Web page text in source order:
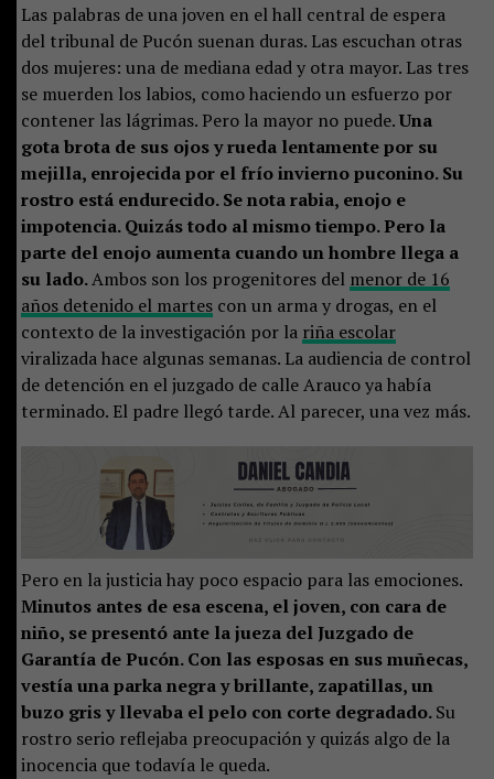
Las palabras de una joven en el hall central de espera
del tribunal de Pucón suenan duras. Las escuchan otras
dos mujeres: una de mediana edad y otra mayor. Las tres
se muerden los labios, como haciendo un esfuerzo por
contener las lágrimas. Pero la mayor no puede.Una
gota brota de sus ojos y rueda lentamente por su
mejilla, enrojecida por el frío invierno puconino. Su
rostro está endurecido. Se nota rabia, enojo e
impotencia. Quizás todo al mismo tiempo. Pero la
parte del enojo aumenta cuando un hombre llega a
su lado.Ambos son los progenitores del menor de 16
años detenido el martescon un arma y drogas, en el
contexto de la investigación por la riña escolar
viralizada hace algunas semanas. La audiencia de control
de detención en el juzgado de calle Arauco ya había
terminado. El padre llegó tarde. Al parecer, una vez más.
Pero en la justicia hay poco espacio para las emociones.
Minutos antes de esa escena, el joven, con cara de
niño, se presentó ante la jueza del Juzgado de
Garantía de Pucón. Con las esposas en sus muñecas,
vestía una parka negra y brillante, zapatillas, un
buzo gris y llevaba el pelo con corte degradado.Su
rostro serio reflejaba preocupación y quizás algo de la
inocencia que todavía le queda.